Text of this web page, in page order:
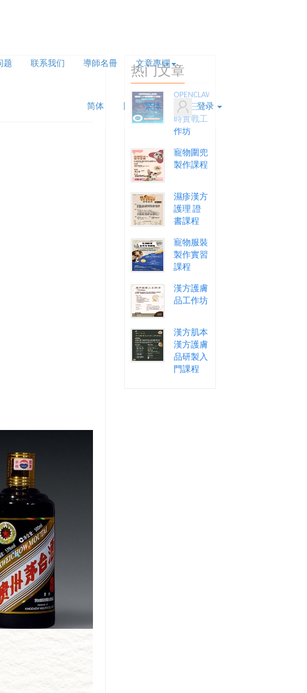
题 联系我们 導師名冊 文章專欄
简体 繁体 登录
热门文章
OPENCLAW
龍蝦三小
時實戰工
作坊
寵物圍兜
製作課程
濕疹漢方
護理 證
書課程
寵物服裝
製作實習
課程
漢方護膚
品工作坊
漢方肌本
漢方護膚
品研製入
門課程